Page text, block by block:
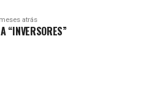
atrás
“INVERSORES”